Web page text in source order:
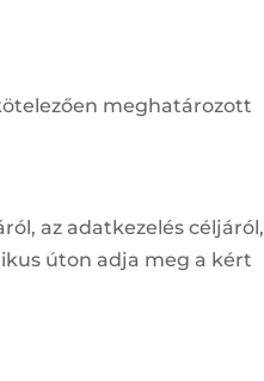
meghatározott
az adatkezelés céljáról,
úton adja meg a kért